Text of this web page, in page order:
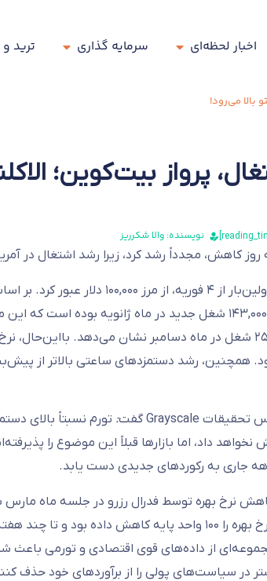
اخبار لحظه‌ای سرمایه گذاری ترید
بالا می‌رود!
پرواز بیت‌کوین؛
نویسنده: والا شکرریز
بزرگ‌ترین ارز دیجیتال، برای
: تورم نسبتاً بالای
داد، اما بازارها قبلاً این موضوع را
جاری به رکوردهای جدیدی دست یابد.
از داده‌های قوی اقتصادی و تورمی
در سیاست‌های پولی را از برآوردهای خود حذف